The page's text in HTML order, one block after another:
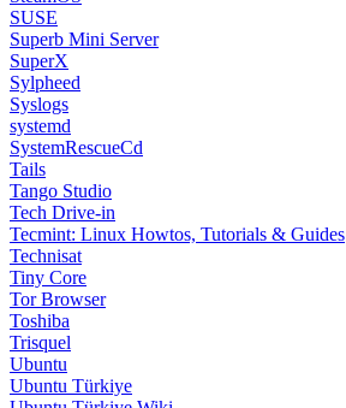
SUSE
Superb Mini Server
SuperX
Sylpheed
Syslogs
systemd
SystemRescueCd
Tails
Tango Studio
Tech Drive-in
Tecmint: Linux Howtos, Tutorials & Guides
Technisat
Tiny Core
Tor Browser
Toshiba
Trisquel
Ubuntu
Ubuntu Türkiye